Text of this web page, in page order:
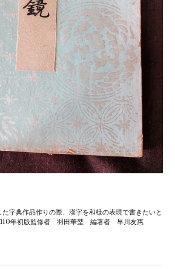
字典作品作りの際、漢字を和様の表現で書きたいと
10年初版監修者 羽田華埜 編著者 早川友惠